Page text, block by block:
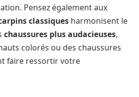
Pensez également aux
classiques harmonisent le
chaussures plus audacieuses,
colorés ou des chaussures
faire ressortir votre